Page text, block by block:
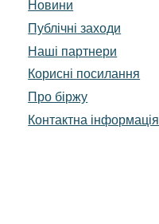
Новини
Публічні заходи
Наші партнери
Корисні посилання
Про біржу
Контактна інформація